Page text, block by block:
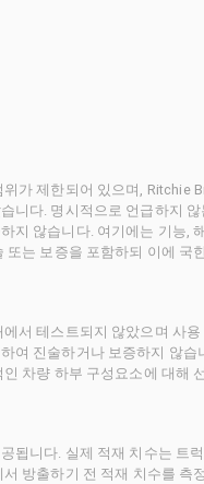
가 제한되어 있으며, Ritchie
니다. 명시적으로 언급하지
지 않습니다. 여기에는 기능,
또는 보증을 포함하되 이에 국
서 테스트되지 않았으며 사
여 진술하거나 보증하지 않
차량 하부 구성요소에 대해
됩니다. 실제 적재 치수는 트
방출하기 전 적재 치수를 측